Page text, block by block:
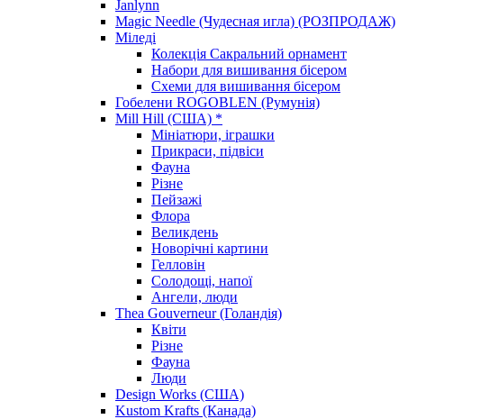
Janlynn
Magic Needle (Чудесная игла) (РОЗПРОДАЖ)
Міледі
Колекція Сакральний орнамент
Набори для вишивання бісером
Схеми для вишивання бісером
Гобелени ROGOBLEN (Румунія)
Mill Hill (США) *
Мініатюри, іграшки
Прикраси, підвіси
Фауна
Різне
Пейзажі
Флора
Великдень
Новорічні картини
Гелловін
Солодощі, напої
Ангели, люди
Thea Gouverneur (Голандія)
Квіти
Різне
Фауна
Люди
Design Works (США)
Kustom Krafts (Канада)